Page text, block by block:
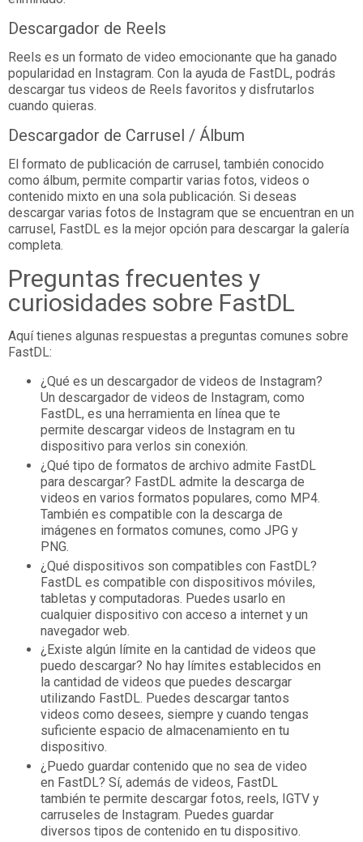
Descargador de Reels
Reels es un formato de video emocionante que ha ganado
popularidad en Instagram. Con la ayuda de FastDL, podrás
descargar tus videos de Reels favoritos y disfrutarlos
cuando quieras.
Descargador de Carrusel / Álbum
El formato de publicación de carrusel, también conocido
como álbum, permite compartir varias fotos, videos o
contenido mixto en una sola publicación. Si deseas
descargar varias fotos de Instagram que se encuentran en un
carrusel, FastDL es la mejor opción para descargar la galería
completa.
Preguntas frecuentes y
curiosidades sobre FastDL
Aquí tienes algunas respuestas a preguntas comunes sobre
FastDL:
¿Qué es un descargador de videos de Instagram?
Un descargador de videos de Instagram, como
FastDL, es una herramienta en línea que te
permite descargar videos de Instagram en tu
dispositivo para verlos sin conexión.
¿Qué tipo de formatos de archivo admite FastDL
para descargar? FastDL admite la descarga de
videos en varios formatos populares, como MP4.
También es compatible con la descarga de
imágenes en formatos comunes, como JPG y
PNG.
¿Qué dispositivos son compatibles con FastDL?
FastDL es compatible con dispositivos móviles,
tabletas y computadoras. Puedes usarlo en
cualquier dispositivo con acceso a internet y un
navegador web.
¿Existe algún límite en la cantidad de videos que
puedo descargar? No hay límites establecidos en
la cantidad de videos que puedes descargar
utilizando FastDL. Puedes descargar tantos
videos como desees, siempre y cuando tengas
suficiente espacio de almacenamiento en tu
dispositivo.
¿Puedo guardar contenido que no sea de video
en FastDL? Sí, además de videos, FastDL
también te permite descargar fotos, reels, IGTV y
carruseles de Instagram. Puedes guardar
diversos tipos de contenido en tu dispositivo.